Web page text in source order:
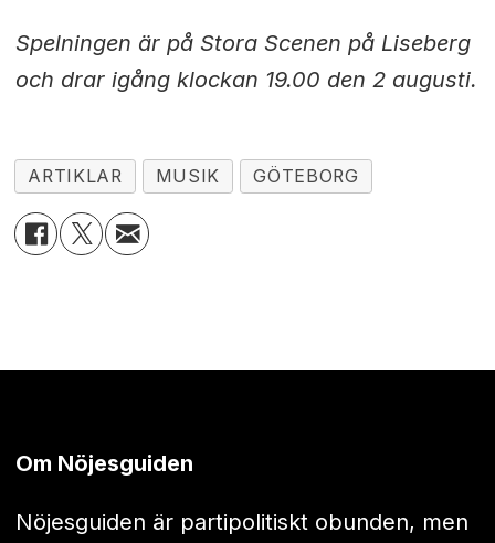
Spelningen är på Stora Scenen på Liseberg
och drar igång klockan 19.00 den 2 augusti.
ARTIKLAR MUSIK GÖTEBORG
Om Nöjesguiden
Nöjesguiden är partipolitiskt obunden, men